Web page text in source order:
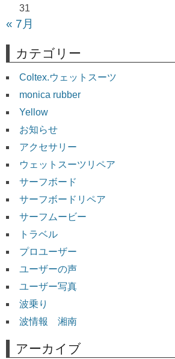
31
« 7月
カテゴリー
Coltex.ウェットスーツ
monica rubber
Yellow
お知らせ
アクセサリー
ウェットスーツリペア
サーフボード
サーフボードリペア
サーフムービー
トラベル
プロユーザー
ユーザーの声
ユーザー写真
波乗り
波情報 湘南
アーカイブ